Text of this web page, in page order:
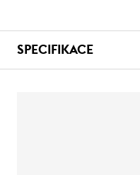
SPECIFIKACE